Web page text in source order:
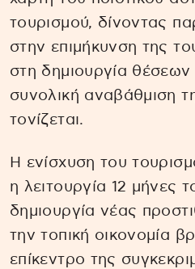
τουρισμού, δίνοντας
στην επιμήκυνση της
στη δημιουργία θέσεων
συνολική αναβάθμιση
τονίζεται.
Η ενίσχυση του
η λειτουργία 12 μήνες
δημιουργία νέας
την τοπική οικονομία
επίκεντρο της